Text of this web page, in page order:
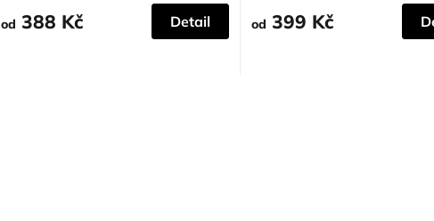
hvězdiček.
od 388 Kč Detail od 399 Kč